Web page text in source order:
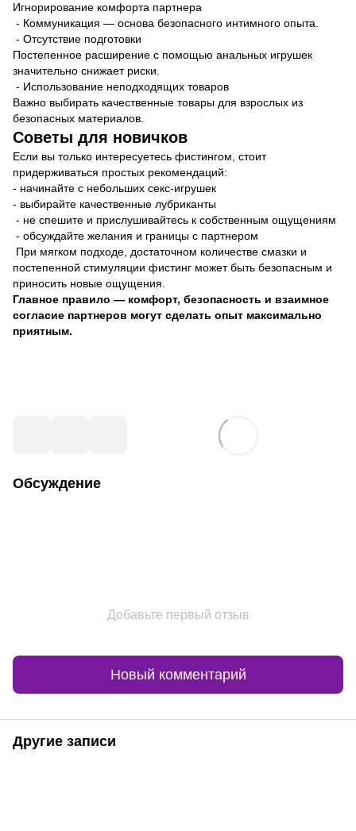
Игнорирование комфорта партнера
- Коммуникация — основа безопасного интимного опыта.
- Отсутствие подготовки
Постепенное расширение с помощью анальных игрушек
значительно снижает риски.
- Использование неподходящих товаров
Важно выбирать качественные товары для взрослых из
безопасных материалов.
Советы для новичков
Если вы только интересуетесь фистингом, стоит
придерживаться простых рекомендаций:
- начинайте с небольших секс-игрушек
- выбирайте качественные лубриканты
- не спешите и прислушивайтесь к собственным ощущениям
- обсуждайте желания и границы с партнером
При мягком подходе, достаточном количестве смазки и
постепенной стимуляции фистинг может быть безопасным и
приносить новые ощущения.
Главное правило — комфорт, безопасность и взаимное
согласие партнеров могут сделать опыт максимально
приятным.
Обсуждение
Добавьте первый отзыв
Новый комментарий
Другие записи